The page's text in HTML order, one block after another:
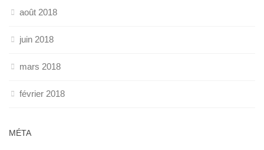
août 2018
juin 2018
mars 2018
février 2018
MÉTA